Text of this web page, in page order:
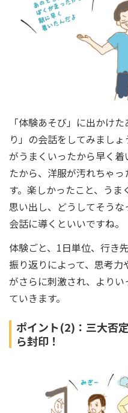
「体験あそび」に出かけ
り」の会話をしてみまし
がうまくいったから早く
たから、洋服が汚れちゃ
す。楽しかったこと、う
思い出し、どうしてそう
会話に導くといいですね。
体験ごと、1日単位、行き
振り返りによって、思考
がさらに刺激され、より
ていきます。
ポイント(2)：三大否
ら封印！